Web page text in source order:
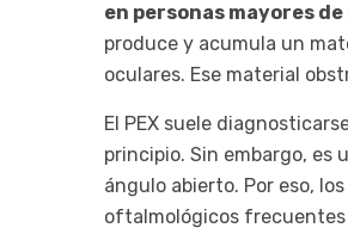
en personas mayores de
produce y acumula un
oculares. Ese material
El PEX suele
principio. Sin embargo, es
ángulo abierto. Por eso,
oftalmológicos frecuentes